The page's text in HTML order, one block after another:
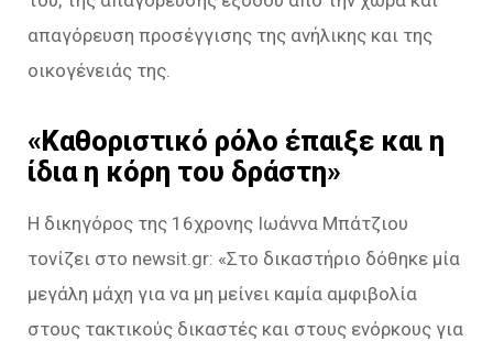
απαγόρευση προσέγγισης της ανήλικης και της
οικογένειάς της.
«Καθοριστικό ρόλο έπαιξε και η
ίδια η κόρη του δράστη»
Η δικηγόρος της 16χρονης Ιωάννα Μπάτζιου
τονίζει στο newsit.gr: «Στο δικαστήριο δόθηκε μία
μεγάλη μάχη για να μη μείνει καμία αμφιβολία
στους τακτικούς δικαστές και στους ενόρκους για